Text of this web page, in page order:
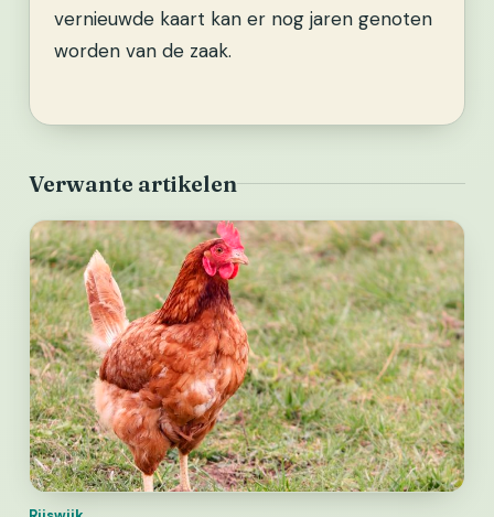
vernieuwde kaart kan er nog jaren genoten
worden van de zaak.
Verwante artikelen